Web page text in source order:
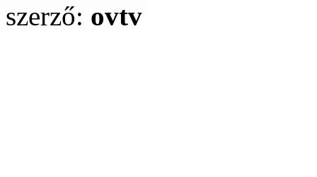
szerző: ovtv